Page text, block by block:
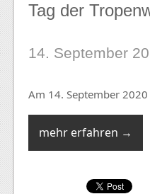
Tag der
14. September
Am 14. September
mehr erfahren →